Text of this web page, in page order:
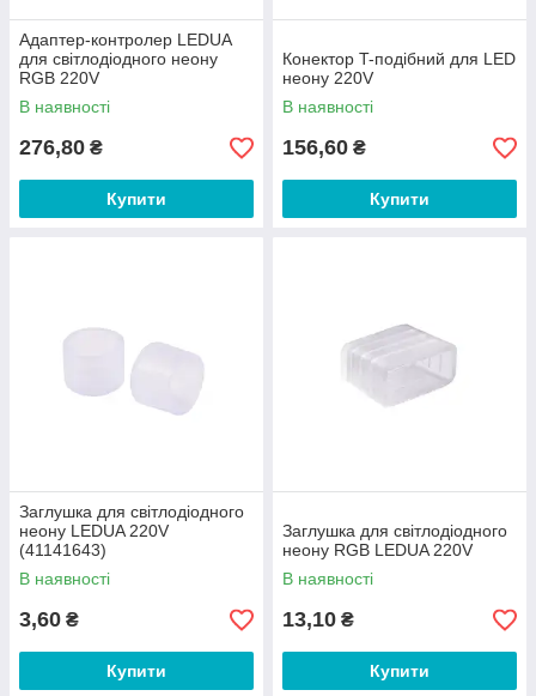
Адаптер-контролер LEDUA
для світлодіодного неону
RGB 220V
В наявності
276,80 ₴
Купити
Конектор T-подібний для LED
неону 220V
В наявності
156,60 ₴
Купити
Заглушка для світлодіодного
неону LEDUA 220V
(41141643)
В наявності
3,60 ₴
Купити
Заглушка для світлодіодного
неону RGB LEDUA 220V
В наявності
13,10 ₴
Купити